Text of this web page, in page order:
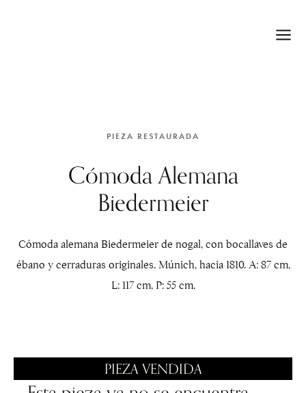
PIEZA RESTAURADA
Cómoda Alemana
Biedermeier
Cómoda alemana Biedermeier de nogal, con bocallaves de
ébano y cerraduras originales. Múnich, hacia 1810. A: 87 cm,
L: 117 cm, P: 55 cm.
PIEZA VENDIDA